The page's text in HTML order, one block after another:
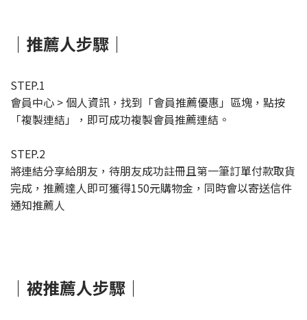
｜推薦人步驟｜
STEP.1
會員中心 > 個人資訊，找到「會員推薦優惠」區塊，點按
「複製連結」，即可成功複製會員推薦連結。
STEP.2
將連結分享給朋友，待朋友成功註冊且第一筆訂單付款取貨
完成，推薦達人即可獲得150元購物金，同時會以寄送信件
通知推薦人
｜被推薦人步驟｜